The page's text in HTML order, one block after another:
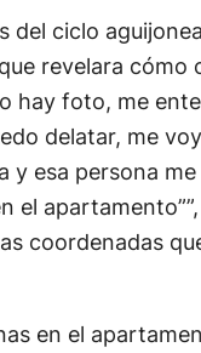
del ciclo
revelara cómo
hay foto, me
delatar, me
y esa persona me
el
coordenadas
en el